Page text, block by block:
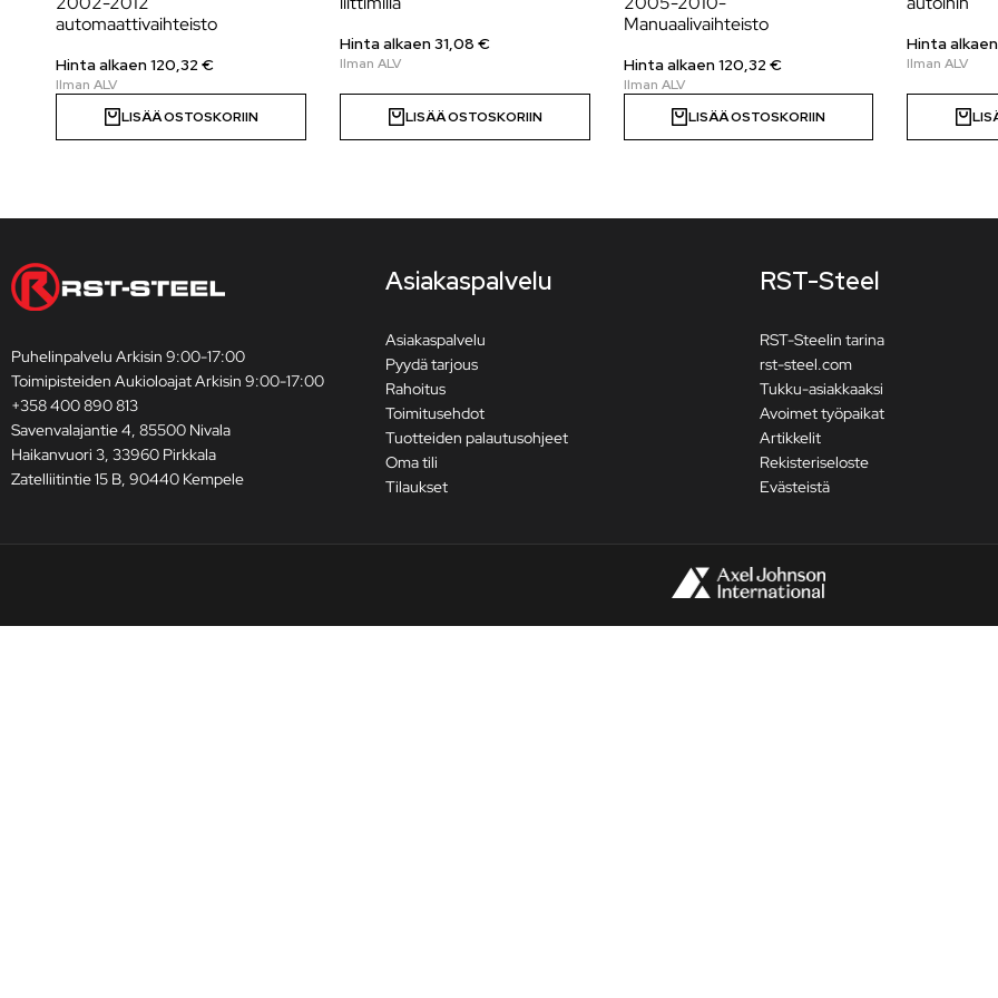
automaattivaihteisto
Hinta alkaen 120,32 €
LISÄÄ OSTOSKORIIN
Hinta alkaen31,08 €
LISÄÄ OSTOSKORIIN
Manuaalivaihteisto
Hinta alkaen 120,32 €
LISÄÄ OSTOSKORIIN
Hinta
Puhelinpalvelu Arkisin 9:00-17:00
Toimipisteiden Aukioloajat Arkisin 9:00-17:00
+358 400 890 813
Savenvalajantie 4, 85500 Nivala
Haikanvuori 3, 33960 Pirkkala
Zatelliitintie 15 B, 90440 Kempele
Asiakaspalvelu
Asiakaspalvelu
Pyydä tarjous
Rahoitus
Toimitusehdot
Tuotteiden palautusohjeet
Oma tili
Tilaukset
RST-Steel
RST-Steelin tarina
rst-steel.com
Tukku-asiakkaaksi
Avoimet työpaikat
Artikkelit
Rekisteriseloste
Evästeistä